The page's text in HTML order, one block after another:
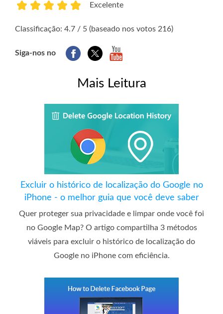
Excelente
Classificação: 4.7 / 5 (baseado nos votos 216)
Siga-nos no
Mais Leitura
Excluir o histórico de localização do Google no
iPhone - o melhor guia que você deve saber
Quer proteger sua privacidade e limpar onde você foi
no Google Map? O artigo compartilha 3 métodos
viáveis ​​para excluir o histórico de localização do
Google no iPhone com eficiência.